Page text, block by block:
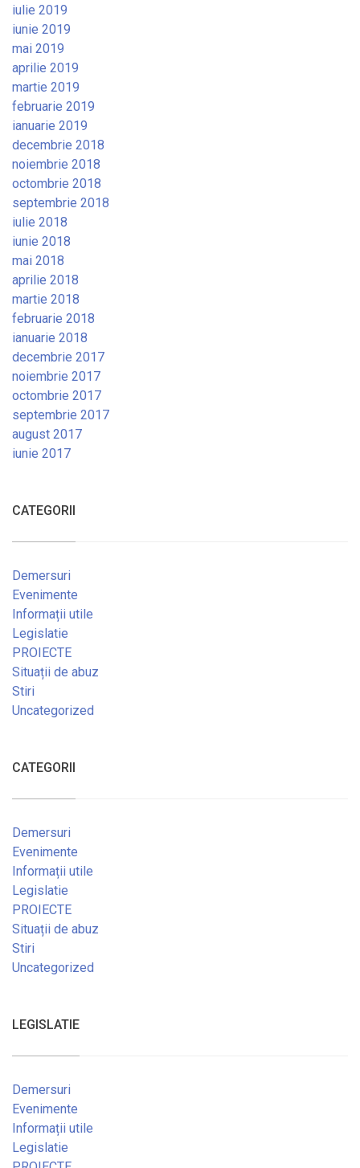
iulie 2019
iunie 2019
mai 2019
aprilie 2019
martie 2019
februarie 2019
ianuarie 2019
decembrie 2018
noiembrie 2018
octombrie 2018
septembrie 2018
iulie 2018
iunie 2018
mai 2018
aprilie 2018
martie 2018
februarie 2018
ianuarie 2018
decembrie 2017
noiembrie 2017
octombrie 2017
septembrie 2017
august 2017
iunie 2017
CATEGORII
Demersuri
Evenimente
Informații utile
Legislatie
PROIECTE
Situații de abuz
Stiri
Uncategorized
CATEGORII
Demersuri
Evenimente
Informații utile
Legislatie
PROIECTE
Situații de abuz
Stiri
Uncategorized
LEGISLATIE
Demersuri
Evenimente
Informații utile
Legislatie